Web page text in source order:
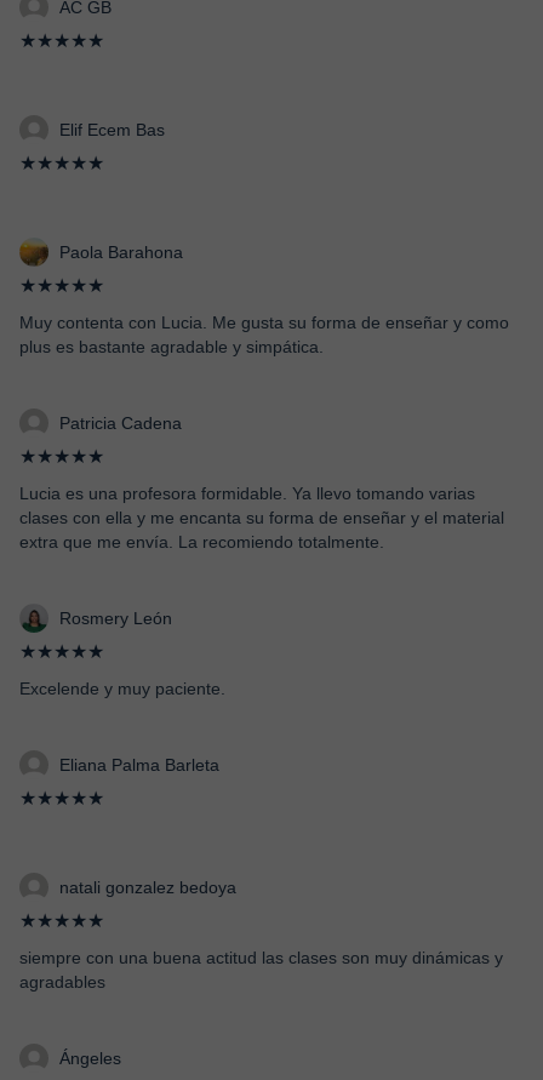
AC GB
★★★★★
Elif Ecem Bas
★★★★★
Paola Barahona
★★★★★
Muy contenta con Lucia. Me gusta su forma de enseñar y como
plus es bastante agradable y simpática.
Patricia Cadena
★★★★★
Lucia es una profesora formidable. Ya llevo tomando varias
clases con ella y me encanta su forma de enseñar y el material
extra que me envía. La recomiendo totalmente.
Rosmery León
★★★★★
Excelende y muy paciente.
Eliana Palma Barleta
★★★★★
natali gonzalez bedoya
★★★★★
siempre con una buena actitud las clases son muy dinámicas y
agradables
Ángeles